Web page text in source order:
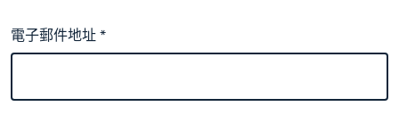
電子郵件地址*